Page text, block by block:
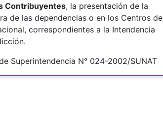
Contribuyentes, la presentación de la
de las dependencias o en los Centros de
correspondientes a la Intendencia
Superintendencia N° 024-2002/SUNAT